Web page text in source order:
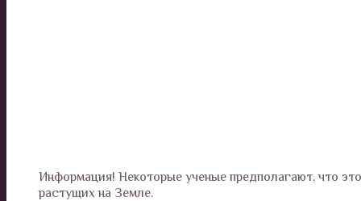
Информация! Некоторые ученые предполагают, что
растущих на Земле.